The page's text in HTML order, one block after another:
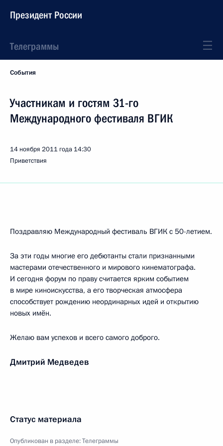
Президент России
Телеграммы
События
Участникам и гостям 31-го
Международного фестиваля ВГИК
14 ноября 2011 года 14:30
Приветствия
Поздравляю Международный фестиваль ВГИК с 50-летием.
За эти годы многие его дебютанты стали признанными
мастерами отечественного и мирового кинематографа.
И сегодня форум по праву считается ярким событием
в мире киноискусства, а его творческая атмосфера
способствует рождению неординарных идей и открытию
новых имён.
Желаю вам успехов и всего самого доброго.
Дмитрий Медведев
Статус материала
Опубликован в разделе:Телеграммы